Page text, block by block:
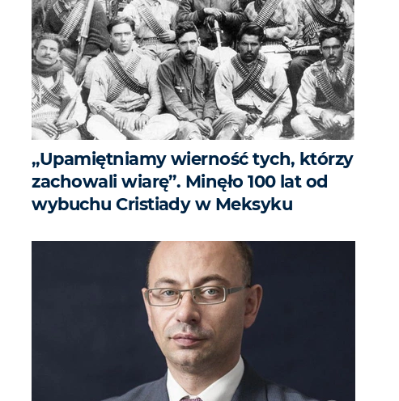
„Upamiętniamy wierność tych, którzy
zachowali wiarę”. Minęło 100 lat od
wybuchu Cristiady w Meksyku